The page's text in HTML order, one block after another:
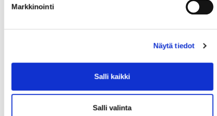
Markkinointi
Näytä tiedot
Salli kaikki
Salli valinta